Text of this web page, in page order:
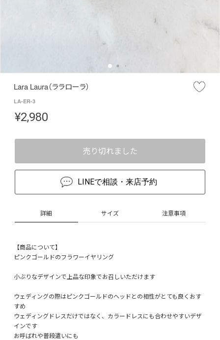
Lara Laura（ララローラ）
LA-ER-3
¥2,980
売り切れました
LINEで相談・来店予約
詳細 サイズ 注意事項
【商品について】
ピンクゴールドのフラワーイヤリング
小ぶりなデザインで上品な印象でお召しいただけます
ウェディングの際はピンクゴールドのヘッドとの相性がとても良くおす
すめ
ウェディングドレスだけではなく、カラードレスにも合わせやすいデザ
インです
お呼ばれや普段遣いにも